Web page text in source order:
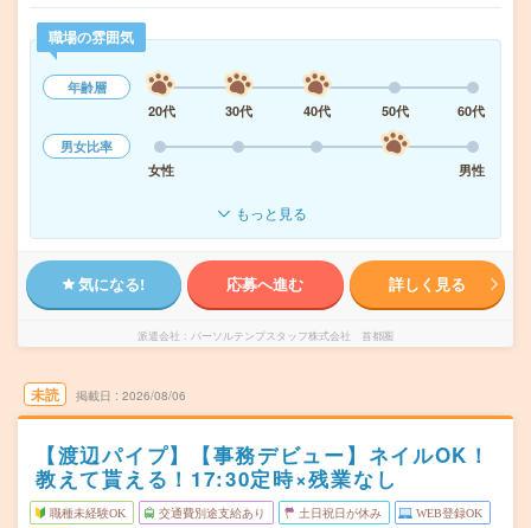
職場の雰囲気
年齢層
20代
30代 40代 50代
60代
男女比率
女性
男性
もっと見る
気になる! 応募へ進む 詳しく見る
派遣会社 パーソルテンプスタッフ株式会社 首都圏
未読 掲載日 2026/08/06
【渡辺パイプ】【事務デビュー】ネイルOK！
教えて貰える！17:30定時×残業なし
職種未経験OK 交通費別途支給あり 土日祝日が休み WEB登録OK